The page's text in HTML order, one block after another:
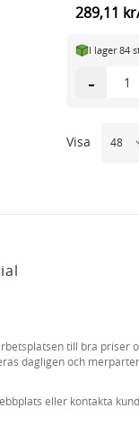
289,11
I lager 84
-
Visa
till bra priser
dagligen och
eller kontakta